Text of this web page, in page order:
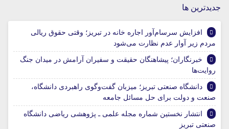
جديدترين ها
افزایش سرسام‌آور اجاره خانه در تبریز؛ وقتی حقوق ریالی
مردم زیر آوار عدم نظارت می‌شود
خبرنگاران؛ پیشاهنگان حقیقت و سفیران آرامش در میدان جنگ
روایت‌ها
دانشگاه صنعتی تبریز؛ میزبان گفت‌وگوی راهبردی دانشگاه،
صنعت و دولت برای حل مسائل جامعه
انتشار نخستین شماره مجله علمی ـ پژوهشی ریاضی دانشگاه
صنعتی تبریز